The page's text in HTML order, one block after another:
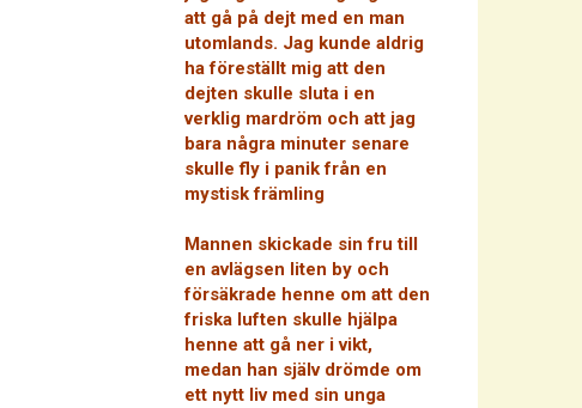
att gå på dejt med en man
utomlands. Jag kunde aldrig
ha föreställt mig att den
dejten skulle sluta i en
verklig mardröm och att jag
bara några minuter senare
skulle fly i panik från en
mystisk främling
Mannen skickade sin fru till
en avlägsen liten by och
försäkrade henne om att den
friska luften skulle hjälpa
henne att gå ner i vikt,
medan han själv drömde om
ett nytt liv med sin unga